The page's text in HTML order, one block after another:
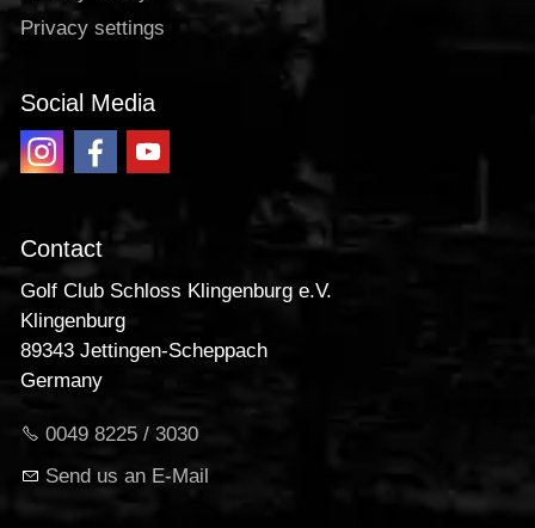
Privacy settings
Social Media
Contact
Golf Club Schloss Klingenburg e.V.
Klingenburg
89343 Jettingen-Scheppach
Germany
0049 8225 / 3030
Send us an E-Mail